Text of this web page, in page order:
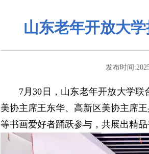
山东老年开放大
发布时间
7月30日，山东老年开放大学
美协主席王东华、高新区美协主席
等书画爱好者踊跃参与，共展出精品